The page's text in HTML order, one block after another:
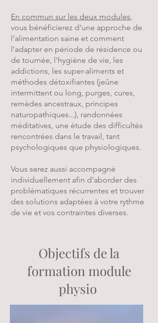
En commun sur les deux modules,
vous bénéficierez d'une approche de
l'alimentation saine et comment
l'adapter en période de résidence ou
de tournée, l'hygiène de vie, les
addictions, les super-aliments et
méthodes détoxifiantes (jeûne
intermittent ou long, purges, cures,
remèdes ancestraux, principes
naturopathiques...), randonnées
méditatives, une étude des difficultés
rencontrées dans le travail, tant
psychologiques que physiologiques.
Vous serez aussi accompagné
individuellement afin d'aborder des
problématiques récurrentes et trouver
des solutions adaptées à votre rythme
de vie et vos contraintes diverses.
Objectifs de la
formation module
physio